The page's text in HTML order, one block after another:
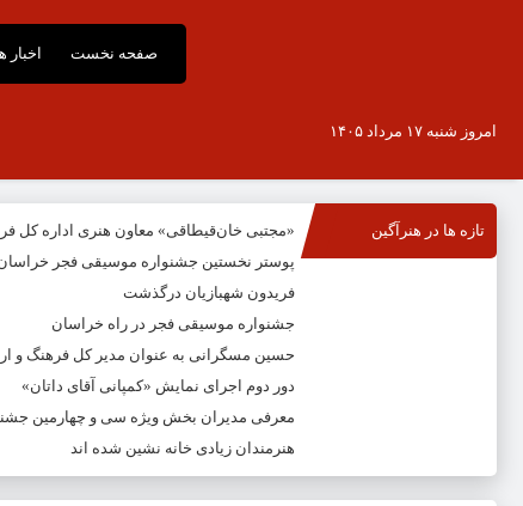
صفحه نخست اخبار
امروز شنبه ۱۷ مرداد ۱۴۰۵
تازه ها در هنرآگین
«مجتبی خان‌قیطاقی» معاون هنری اداره کل
پوستر نخستین جشنواره موسیقی فجر
فریدون شهبازیان درگذشت
جشنواره موسیقی فجر در راه خراسان
حسین مسگرانی به عنوان مدیر کل فرهنگ و
دور دوم اجرای نمایش «کمپانی آقای داتان»
معرفی مدیران بخش ویژه سی و چهارمین
هنرمندان زیادی خانه نشین شده اند